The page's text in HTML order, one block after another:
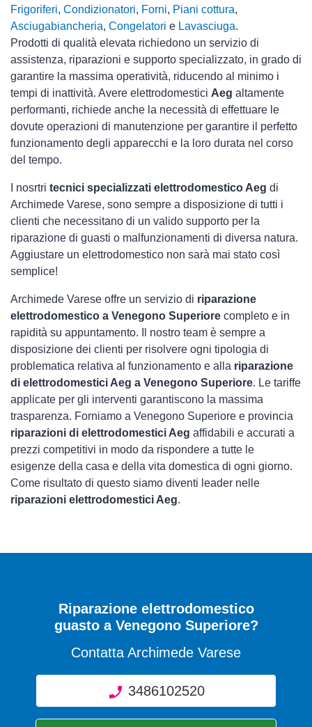
Frigoriferi, Condizionatori, Forni, Piani cottura,
Asciugabiancheria, Congelatori e Lavasciuga.
Prodotti di qualità elevata richiedono un servizio di
assistenza, riparazioni e supporto specializzato, in grado di
garantire la massima operatività, riducendo al minimo i
tempi di inattività. Avere elettrodomestici Aeg altamente
performanti, richiede anche la necessità di effettuare le
dovute operazioni di manutenzione per garantire il perfetto
funzionamento degli apparecchi e la loro durata nel corso
del tempo.
I nosrtri tecnici specializzati elettrodomestico Aeg di
Archimede Varese, sono sempre a disposizione di tutti i
clienti che necessitano di un valido supporto per la
riparazione di guasti o malfunzionamenti di diversa natura.
Aggiustare un elettrodomestico non sarà mai stato così
semplice!
Archimede Varese offre un servizio di riparazione
elettrodomestico a Venegono Superiore completo e in
rapidità su appuntamento. Il nostro team è sempre a
disposizione dei clienti per risolvere ogni tipologia di
problematica relativa al funzionamento e alla riparazione
di elettrodomestici Aeg a Venegono Superiore. Le tariffe
applicate per gli interventi garantiscono la massima
trasparenza. Forniamo a Venegono Superiore e provincia
riparazioni di elettrodomestici Aeg affidabili e accurati a
prezzi competitivi in modo da rispondere a tutte le
esigenze della casa e della vita domestica di ogni giorno.
Come risultato di questo siamo diventi leader nelle
riparazioni elettrodomestici Aeg.
Riparazione elettrodomestico
guasto a Venegono Superiore?
Contatta Archimede Varese
3486102520